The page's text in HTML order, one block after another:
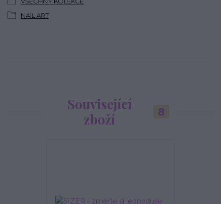
NAIL ART
Související
zboží
8